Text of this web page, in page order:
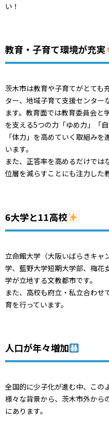
い！
教育・子育て環境が充実
茨木市は教育や子育てがとても
ター、地域子育て支援センター
ます。教育面では教育委員会と
を支える5つの力「ゆめ力」「
「体力」を高めていく取組み
います。
また、正答率を高めるだけでは
位層を減らすことにも注力した
6大学と11高校
立命館大学（大阪いばらきキャ
学、藍野大学短期大学部、梅花
学が立地する文教都市です。
また、高校も府立・私立合わせ
育を行っています。
人口が年々増加
全国的に少子化が進む中、この
様々な背景から、茨木市外から
にあります。